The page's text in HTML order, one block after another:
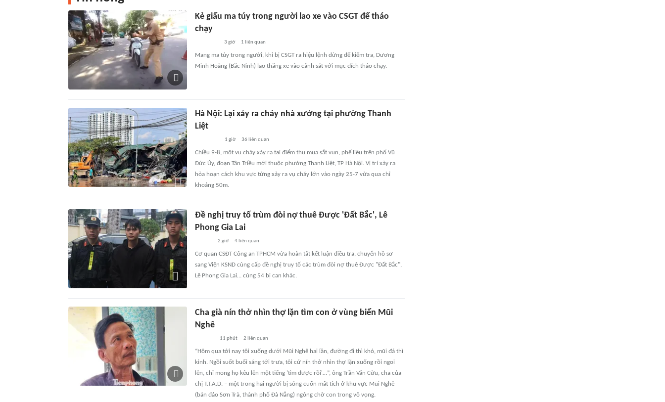
Kẻ giấu ma túy trong người lao xe vào CSGT để tháo
chạy
3 giờ 1 liên quan
Mang ma túy trong người, khi bị CSGT ra hiệu lệnh dừng để kiểm tra, Dương
Minh Hoàng (Bắc Ninh) lao thẳng xe vào cảnh sát với mục đích tháo chạy.
Hà Nội: Lại xảy ra cháy nhà xưởng tại phường Thanh
Liệt
1 giờ 36 liên quan
Chiều 9-8, một vụ cháy xảy ra tại điểm thu mua sắt vụn, phế liệu trên phố Vũ
Đức Úy, đoạn Tân Triều mới thuộc phường Thanh Liệt, TP Hà Nội. Vị trí xảy ra
hỏa hoạn cách khu vực từng xảy ra vụ cháy lớn vào ngày 25-7 vừa qua chỉ
khoảng 50m.
Đề nghị truy tố trùm đòi nợ thuê Được 'Đất Bắc', Lê
Phong Gia Lai
2 giờ 4liên quan
Cơ quan CSĐT Công an TPHCM vừa hoàn tất kết luận điều tra, chuyển hồ sơ
sang Viện KSND cùng cấp đề nghị truy tố các trùm đòi nợ thuê Được "Đất Bắc",
Lê Phong Gia Lai… cùng 54 bị can khác.
Cha già nín thở nhìn thợ lặn tìm con ở vùng biển Mũi
Nghê
11 phút 2 liên quan
“Hôm qua tới nay tôi xuống dưới Mũi Nghê hai lần, đường đi thì khó, mũi đá thì
kinh. Ngồi suốt buổi sáng tới trưa, tôi cứ nín thở nhìn thợ lặn xuống rồi ngoi
lên, chỉ mong họ kêu lên một tiếng 'tìm được rồi'…”, ông Trần Văn Cừu, cha của
chị T.T.A.D. – một trong hai người bị sóng cuốn mất tích ở khu vực Mũi Nghê
(bán đảo Sơn Trà, thành phố Đà Nẵng) ngóng chờ con trong vô vọng.